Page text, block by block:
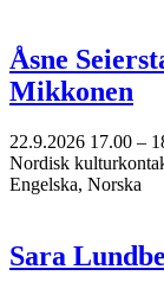
Åsne
Mikkonen
22.9.2026 17.00 –
Nordisk
Engelska, Norska
Sara